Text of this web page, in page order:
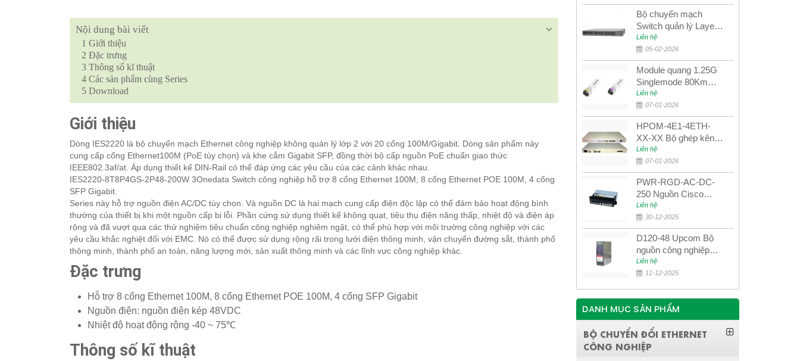
Nội dung bài viết
1 Giới thiệu
2 Đặc trưng
3 Thông số kĩ thuật
4 Các sản phẩm cùng Series
5 Download
Giới thiệu
Dòng IES2220 là bộ chuyển mạch Ethernet công nghiệp không quản lý lớp 2 với 20 cổng 100M/Gigabit. Dòng sản phẩm này
cung cấp cổng Ethernet100M (PoE tùy chọn) và khe cắm Gigabit SFP, đồng thời bộ cấp nguồn PoE chuẩn giao thức
IEEE802.3af/at. Áp dụng thiết kế DIN-Rail có thể đáp ứng các yêu cầu của các cảnh khác nhau.
IES2220-8T8P4GS-2P48-200W 3Onedata Switch công nghiệp hỗ trợ 8 cổng Ethernet 100M, 8 cổng Ethernet POE 100M, 4 cổng
SFP Gigabit.
Series này hỗ trợ nguồn điện AC/DC tùy chọn. Và nguồn DC là hai mạch cung cấp điện độc lập có thể đảm bảo hoạt động bình
thường của thiết bị khi một nguồn cấp bị lỗi. Phần cứng sử dụng thiết kế không quạt, tiêu thụ điện năng thấp, nhiệt độ và điện áp
rộng và đã vượt qua các thử nghiệm tiêu chuẩn công nghiệp nghiêm ngặt, có thể phù hợp với môi trường công nghiệp với các
yêu cầu khắc nghiệt đối với EMC. Nó có thể được sử dụng rộng rãi trong lưới điện thông minh, vận chuyển đường sắt, thành phố
thông minh, thành phố an toàn, năng lượng mới, sản xuất thông minh và các lĩnh vực công nghiệp khác.
Đặc trưng
Hỗ trợ 8 cổng Ethernet 100M, 8 cổng Ethernet POE 100M, 4 cổng SFP Gigabit
Nguồn điện: nguồn điện kép 48VDC
Nhiệt độ hoạt động rộng -40 ~ 75℃
Thông số kĩ thuật
switch Juniper
Networks EX4400
Bộ chuyển mạch
Switch quản lý Layer 3
Juniper QFX5100-48S
Liên hệ
05-02-2026
Module quang 1.25G
Singlemode 80Km
UPCOM MWS-12-45-
80AD/MWS-12-54-
80BD
Liên hệ
07-01-2026
HPOM-4E1-4ETH-
XX-XX Bộ ghép kênh
quang quản lý SDH
4E1+4ETH+RS232
Liên hệ
07-01-2026
PWR-RGD-AC-DC-
250 Nguồn Cisco
Industrial 250W
PoE/PoE+
Liên hệ
30-12-2025
D120-48 Upcom Bộ
nguồn công nghiệp
đầu ra đơn 120W
48VDC
Liên hệ
11-12-2025
DANH MỤC SẢN PHẨM
BỘ CHUYỂN ĐỔI ETHERNET
CÔNG NGHIỆP